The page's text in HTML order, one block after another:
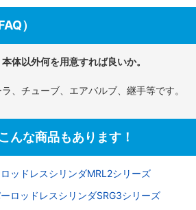
）
体以外何を用意すれば良いか。
、チューブ、エアバルブ、継手等です。
んな商品もあります！
ッドレスシリンダMRL2シリーズ
ロッドレスシリンダSRG3シリーズ